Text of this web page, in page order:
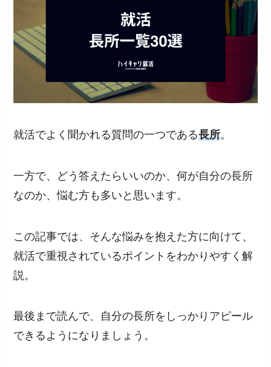
就活でよく聞かれる質問の一つである長所。
一方で、どう答えたらいいのか、何が自分の長所
なのか、悩む方も多いと思います。
この記事では、そんな悩みを抱えた方に向けて、
就活で重視されているポイントをわかりやすく解
説。
最後まで読んで、自分の長所をしっかりアピール
できるようになりましょう。